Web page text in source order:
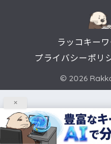
ラッコキーワ
プライバシーポリ
© 2026
×